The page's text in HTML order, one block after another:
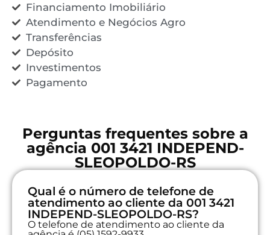
Financiamento Imobiliário
Atendimento e Negócios Agro
Transferências
Depósito
Investimentos
Pagamento
Perguntas frequentes sobre a
agência 001 3421 INDEPEND-
SLEOPOLDO-RS
Qual é o número de telefone de
atendimento ao cliente da 001 3421
INDEPEND-SLEOPOLDO-RS?
O telefone de atendimento ao cliente da